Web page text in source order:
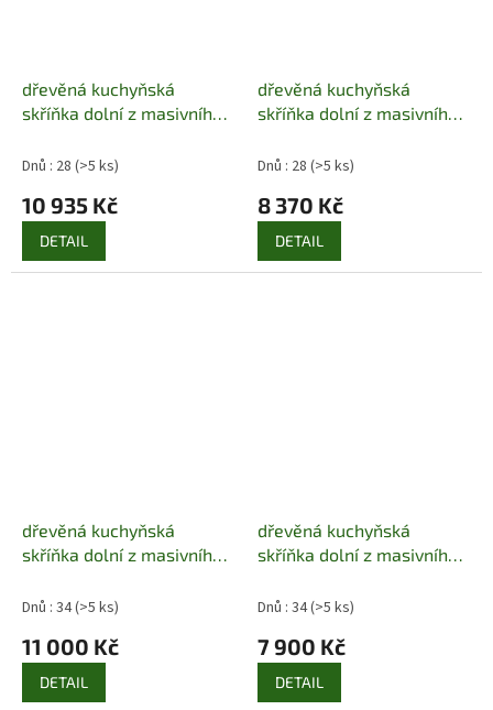
dřevěná kuchyňská
skříňka dolní z masivního
10
Dnů : 28 (>5 ks)
10 935 Kč
DETAIL
dřevěná kuchyňská
skříňka dolní z masivního
12
Dnů : 28 (>5 ks)
8 370 Kč
DETAIL
dřevěná kuchyňská
skříňka dolní z masivního
pacyg
Dnů : 34(>5 ks)
11 000 Kč
DETAIL
dřevěná kuchyňská
skříňka dolní z masivního
pacyg
Dnů : 34(>5 ks)
7 900 Kč
DETAIL